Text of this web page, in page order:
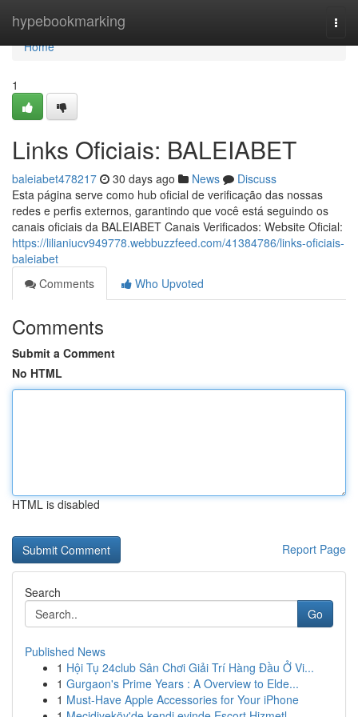
hypebookmarking
Home
Home
1
Links Oficiais: BALEIABET
baleiabet478217 30 days ago News
Discuss
Esta página serve como hub oficial de verificação das nossas
redes e perfis externos, garantindo que você está seguindo os
canais oficiais da BALEIABET Canais Verificados: Website Oficial:
https://lilianiucv949778.webbuzzfeed.com/41384786/links-oficiais-
baleiabet
Comments
Who Upvoted
Comments
Submit a Comment
No HTML
HTML is disabled
Report Page
Search
Go
Published News
1 Hội Tụ 24club Sân Chơi Giải Trí Hàng Đầu Ở Vi...
1 Gurgaon's Prime Years : A Overview to Elde...
1 Must-Have Apple Accessories for Your iPhone